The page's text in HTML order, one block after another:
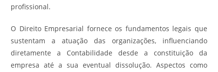
profissional.
O Direito Empresarial fornece os fundamentos legais que
sustentam a atuação das organizações, influenciando
diretamente a Contabilidade desde a constituição da
empresa até a sua eventual dissolução. Aspectos como